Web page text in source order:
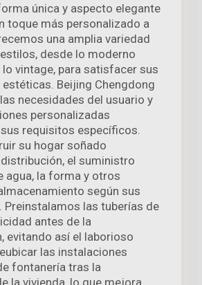
única y aspecto elegante
toque más personalizado a
una amplia variedad
desde lo moderno
vintage, para satisfacer sus
Beijing Chengdong
necesidades del usuario y
personalizadas
requisitos específicos.
su hogar soñado
el suministro
agua, la forma y otros
según sus
Preinstalamos las tuberías de
antes de la
evitando así el laborioso
las instalaciones
fontanería tras la
la vivienda, lo que mejora